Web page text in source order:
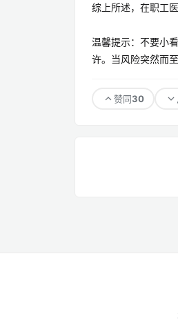
综上所述，在职工
温馨提示：不要小
许。当风险突然而
赞同30